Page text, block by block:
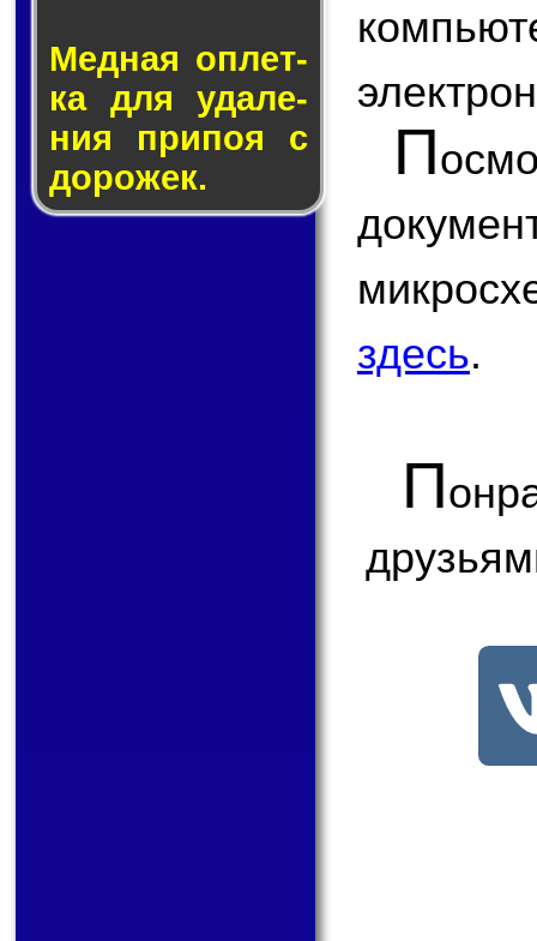
Медная оп­лет­
ка для уда­ле­
ния при­поя с
до­ро­жек.
П
здесь.
П